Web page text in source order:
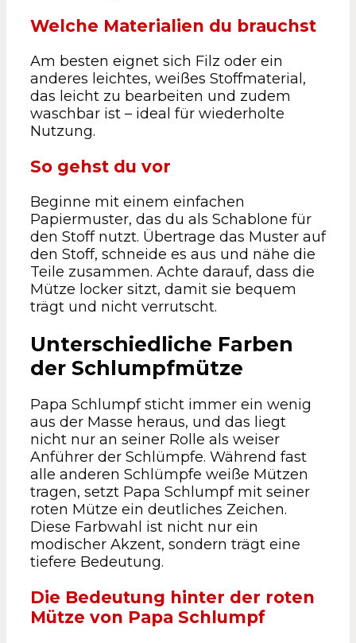
Welche Materialien du brauchst
Am besten eignet sich Filz oder ein
anderes leichtes, weißes Stoffmaterial,
das leicht zu bearbeiten und zudem
waschbar ist – ideal für wiederholte
Nutzung.
So gehst du vor
Beginne mit einem einfachen
Papiermuster, das du als Schablone für
den Stoff nutzt. Übertrage das Muster auf
den Stoff, schneide es aus und nähe die
Teile zusammen. Achte darauf, dass die
Mütze locker sitzt, damit sie bequem
trägt und nicht verrutscht.
Unterschiedliche Farben
der Schlumpfmütze
Papa Schlumpf sticht immer ein wenig
aus der Masse heraus, und das liegt
nicht nur an seiner Rolle als weiser
Anführer der Schlümpfe. Während fast
alle anderen Schlümpfe weiße Mützen
tragen, setzt Papa Schlumpf mit seiner
roten Mütze ein deutliches Zeichen.
Diese Farbwahl ist nicht nur ein
modischer Akzent, sondern trägt eine
tiefere Bedeutung.
Die Bedeutung hinter der roten
Mütze von Papa Schlumpf